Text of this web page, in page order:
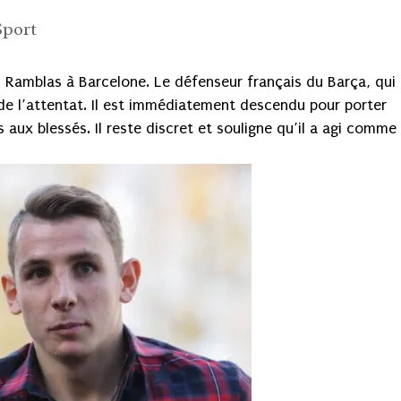
à Barcelone. Le défenseur français du Barça, qui
l’attentat. Il est immédiatement descendu pour porter
blessés. Il reste discret et souligne qu’il a agi comme